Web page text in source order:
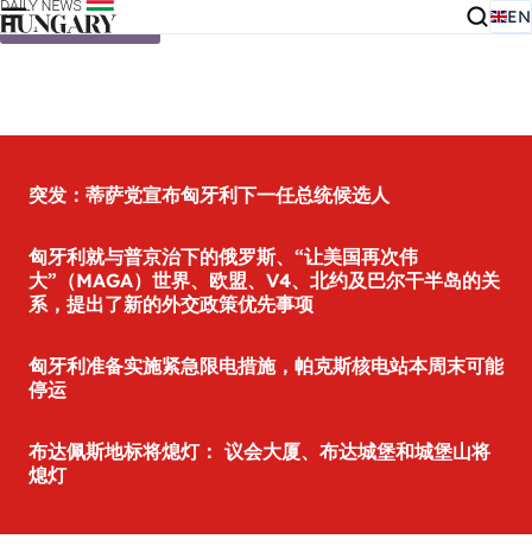
Skip to content EN
突发：蒂萨党宣布匈牙利下一任总统候选人
匈牙利就与普京治下的俄罗斯、“让美国再次伟
大”（MAGA）世界、欧盟、V4、北约及巴尔干半岛的关
系，提出了新的外交政策优先事项
匈牙利准备实施紧急限电措施，帕克斯核电站本周末可能
停运
布达佩斯地标将熄灯： 议会大厦、布达城堡和城堡山将
熄灯